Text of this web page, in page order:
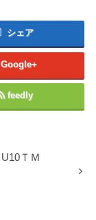
シェア
Google+
feedly
U10ＴＭ